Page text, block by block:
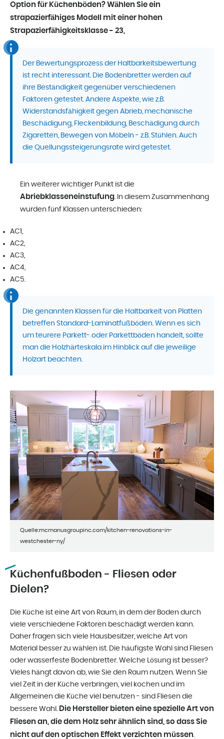
Option für Küchenböden? Wählen Sie ein
strapazierfähiges Modell mit einer hohen
Strapazierfähigkeitsklasse - 23,
Der Bewertungsprozess der Haltbarkeitsbewertung
ist recht interessant. Die Bodenbretter werden auf
ihre Beständigkeit gegenüber verschiedenen
Faktoren getestet. Andere Aspekte, wie z.B.
Widerstandsfähigkeit gegen Abrieb, mechanische
Beschädigung, Fleckenbildung, Beschädigung durch
Zigaretten, Bewegen von Möbeln - z.B. Stühlen. Auch
die Quellungssteigerungsrate wird getestet.
Ein weiterer wichtiger Punkt ist die
Abriebklasseneinstufung . In diesem Zusammenhang
wurden fünf Klassen unterschieden:
AC1,
AC2,
AC3,
AC4,
AC5.
Die genannten Klassen für die Haltbarkeit von Platten
betreffen Standard-Laminatfußböden. Wenn es sich
um teurere Parkett- oder Parkettböden handelt, sollte
man die Holzhärteskala im Hinblick auf die jeweilige
Holzart beachten.
Quelle:mcmanusgroupinc.com/kitchen-renovations-in-
westchester-ny/
Küchenfußboden - Fliesen oder
Dielen?
Die Küche ist eine Art von Raum, in dem der Boden durch
viele verschiedene Faktoren beschädigt werden kann.
Daher fragen sich viele Hausbesitzer, welche Art von
Material besser zu wählen ist. Die häufigste Wahl sind Fliesen
oder wasserfeste Bodenbretter. Welche Lösung ist besser?
Vieles hängt davon ab, wie Sie den Raum nutzen. Wenn Sie
viel Zeit in der Küche verbringen, viel kochen und im
Allgemeinen die Küche viel benutzen - sind Fliesen die
bessere Wahl. Die Hersteller bieten eine spezielle Art von
Fliesen an, die dem Holz sehr ähnlich sind, so dass Sie
nicht auf den optischen Effekt verzichten müssen.